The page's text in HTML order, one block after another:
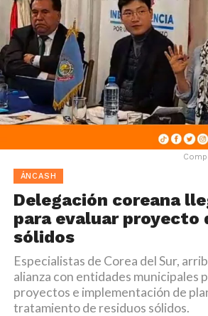
ÁNCASH
Delegación coreana
para evaluar proyecto
sólidos
Especialistas de Corea del Sur,
alianza con entidades municipales
proyectos e implementación de
tratamiento de residuos sólidos.